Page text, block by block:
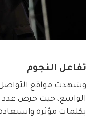
تفاعل النجوم
وشهدت مواقع التواصل
الواسع، حيث حرص عدد
بكلمات مؤثرة